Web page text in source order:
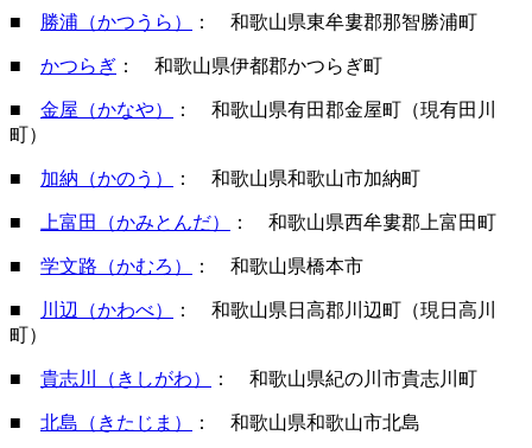
■ 勝浦（かつうら） ： 和歌山県東牟婁郡那智勝浦町
■ かつらぎ ： 和歌山県伊都郡かつらぎ町
■ 金屋（かなや）
： 和歌山県有田郡金屋町（現有田川
町）
■ 加納（かのう） ： 和歌山県和歌山市加納町
■ 上富田（かみとんだ） ： 和歌山県西牟婁郡上富田町
■ 学文路（かむろ） ： 和歌山県橋本市
■ 川辺（かわべ）
： 和歌山県日高郡川辺町（現日高川
町）
■ 貴志川（きしがわ） ： 和歌山県紀の川市貴志川町
■ 北島（きたじま） ： 和歌山県和歌山市北島